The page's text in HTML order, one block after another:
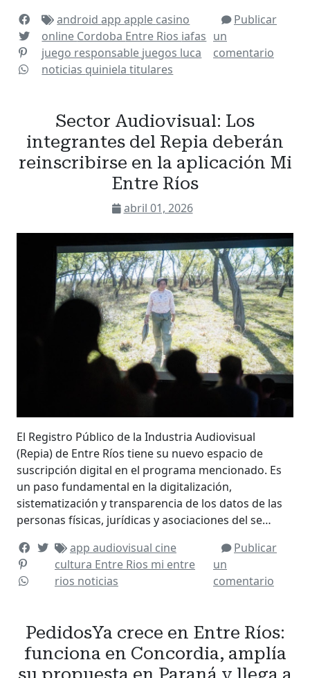
androidappapple casino
online Cordoba Entre Rios iafas
juego responsable juegos luca
noticias quinielatitulares
Publicar
un
comentario
Sector Audiovisual: Los
integrantes del Repia deberán
reinscribirse en la aplicación Mi
Entre Ríos
abril 01, 2026
El Registro Público de la Industria Audiovisual
(Repia) de Entre Ríos tiene su nuevo espacio de
suscripción digital en el programa mencionado. Es
un paso fundamental en la digitalización,
sistematización y transparencia de los datos de las
personas físicas, jurídicas y asociaciones del se…
app audiovisual cine
cultura Entre Rios mi entre
rios noticias
Publicar
un
comentario
PedidosYa crece en Entre Ríos:
funciona en Concordia, amplía